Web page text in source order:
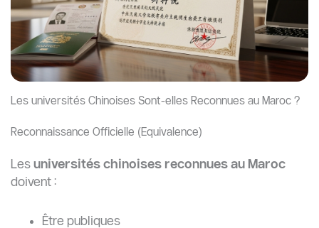
Les universités Chinoises Sont-elles Reconnues au Maroc ?
Reconnaissance Officielle (Equivalence)
Les universités chinoises reconnues au Maroc
doivent :
Être publiques